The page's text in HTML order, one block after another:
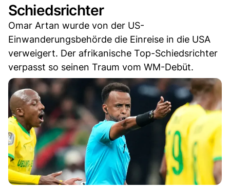
Schiedsrichter
Omar Artan wurde von der US-
Einwanderungsbehörde die Einreise in die USA
verweigert. Der afrikanische Top-Schiedsrichter
verpasst so seinen Traum vom WM-Debüt.